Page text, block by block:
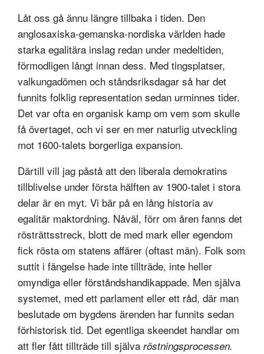
Låt oss gå ännu längre tillbaka i tiden. Den
anglosaxiska-gemanska-nordiska världen hade
starka egalitära inslag redan under medeltiden,
förmodligen långt innan dess. Med tingsplatser,
valkungadömen och ståndsriksdagar så har det
funnits folklig representation sedan urminnes tider.
Det var ofta en organisk kamp om vem som skulle
få övertaget, och vi ser en mer naturlig utveckling
mot 1600-talets borgerliga expansion.
Därtill vill jag påstå att den liberala demokratins
tillblivelse under första hälften av 1900-talet i stora
delar är en myt. Vi bär på en lång historia av
egalitär maktordning. Nåväl, förr om åren fanns det
rösträttsstreck, blott de med mark eller egendom
fick rösta om statens affärer (oftast män). Folk som
suttit i fängelse hade inte tillträde, inte heller
omyndiga eller förståndshandikappade. Men själva
systemet, med ett parlament eller ett råd, där man
beslutade om bygdens ärenden har funnits sedan
förhistorisk tid. Det egentliga skeendet handlar om
att fler fått tillträde till själva röstningsprocessen.